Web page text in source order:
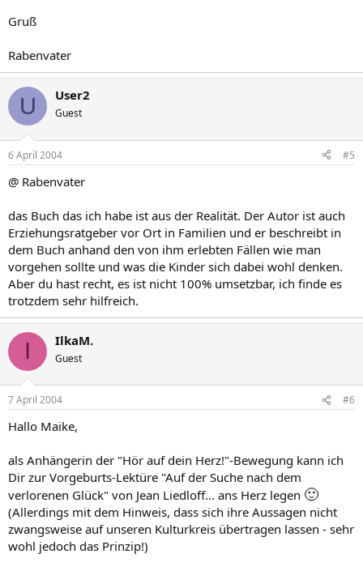
Gruß
Rabenvater
U User2
Guest
6 April 2004 #5
@ Rabenvater
das Buch das ich habe ist aus der Realität. Der Autor ist auch
Erziehungsratgeber vor Ort in Familien und er beschreibt in
dem Buch anhand den von ihm erlebten Fällen wie man
vorgehen sollte und was die Kinder sich dabei wohl denken.
Aber du hast recht, es ist nicht 100% umsetzbar, ich finde es
trotzdem sehr hilfreich.
I IlkaM.
Guest
7 April 2004 #6
Hallo Maike,
als Anhängerin der "Hör auf dein Herz!"-Bewegung kann ich
Dir zur Vorgeburts-Lektüre "Auf der Suche nach dem
verlorenen Glück" von Jean Liedloff... ans Herz legen 🙂
(Allerdings mit dem Hinweis, dass sich ihre Aussagen nicht
zwangsweise auf unseren Kulturkreis übertragen lassen - sehr
wohl jedoch das Prinzip!)